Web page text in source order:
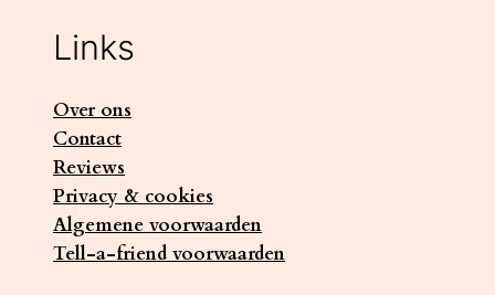
Links
Over ons
Contact
Reviews
Privacy & cookies
Algemene voorwaarden
Tell-a-friend voorwaarden